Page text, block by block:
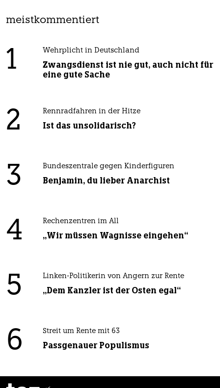
meistkommentiert
1 Wehrplicht in Deutschland
Zwangsdienst ist nie gut, auch nicht für
eine gute Sache
2 Rennradfahren in der Hitze
Ist das unsolidarisch?
3 Bundeszentrale gegen Kinderfiguren
Benjamin, du lieber Anarchist
4 Rechenzentren im All
„Wir müssen Wagnisse eingehen“
5 Linken-Politikerin von Angern zur Rente
„Dem Kanzler ist der Osten egal“
6 Streit um Rente mit 63
Passgenauer Populismus